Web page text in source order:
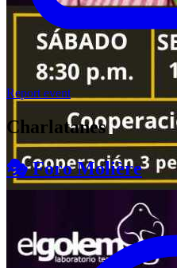
Report event
Charlatanes
🎭 Foro Molière